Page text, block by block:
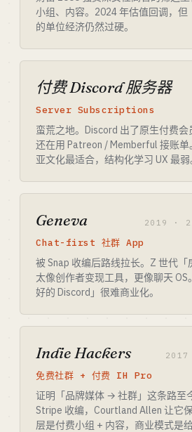
小组、内容。2024 年估值回调，但
的单位经济仍然过硬。
付费 Discord 服务器
Server Subscriptions
蛮荒之地。Discord 出了原生付费
还在用 Patreon / Memberful 接账单
亚文化最适合，结构化学习 UX 最弱
Geneva 2019 ·
Chat-first 社群 App
被 Snap 收编后路线拉长。Z 世代
太像创作者变现工具，更像聊天
好的 Discord」很难商业化。
Indie Hackers 2017
免费社群 + 付费 IH Pro
证明「品牌媒体 → 社群」这条路至
Stripe 收编，Courtland Allen 让它
层是付费小组 + 内容，商业模式是